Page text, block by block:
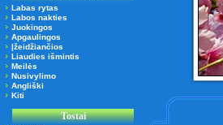
Labas rytas
Labos nakties
Juokingos
Apgaulingos
Įžeidžiančios
Liaudies išmintis
Meilės
Nusivylimo
Angliški
Kiti
Tostai